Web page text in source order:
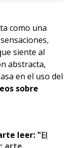
como una
siente al
abstracta,
en el uso del
sobre
leer: "El